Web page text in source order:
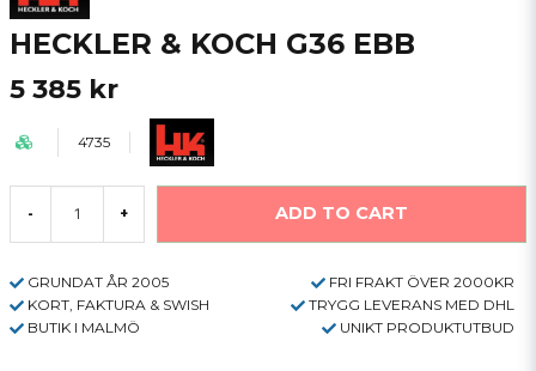
HECKLER & KOCH G36 EBB
5 385 kr
4735
- + ADD TO CART
GRUNDAT ÅR 2005
FRI FRAKT ÖVER 2000KR
KORT, FAKTURA & SWISH
TRYGG LEVERANS MED DHL
BUTIK I MALMÖ
UNIKT PRODUKTUTBUD